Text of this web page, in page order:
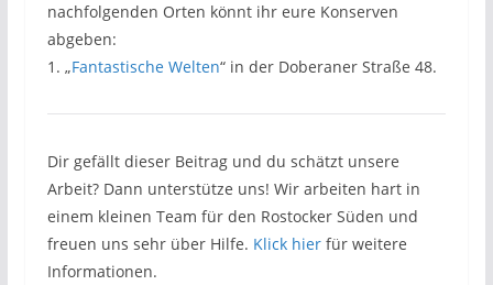
nachfolgenden Orten könnt ihr eure Konserven
abgeben:
1. „Fantastische Welten“ in der Doberaner Straße 48.
Dir gefällt dieser Beitrag und du schätzt unsere
Arbeit? Dann unterstütze uns! Wir arbeiten hart in
einem kleinen Team für den Rostocker Süden und
freuen uns sehr über Hilfe. Klick hierfür weitere
Informationen.